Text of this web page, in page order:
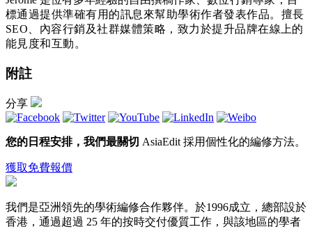
標通過提供準確有用的訊息來幫助學術作者發表作品。擅長
SEO、內容行銷及社群媒體策略，致力於提升品牌在線上的
能見度和互動。
附註
分享
您的日程安排，我們最關切 AsiaEdit 採用個性化的編修方法。
獲取免費報價
我們是亞洲領先的學術編修合作夥伴。於1996成立，總部設於
香港，通過超過 25 年的按時交付優質工作，與該地區的學者